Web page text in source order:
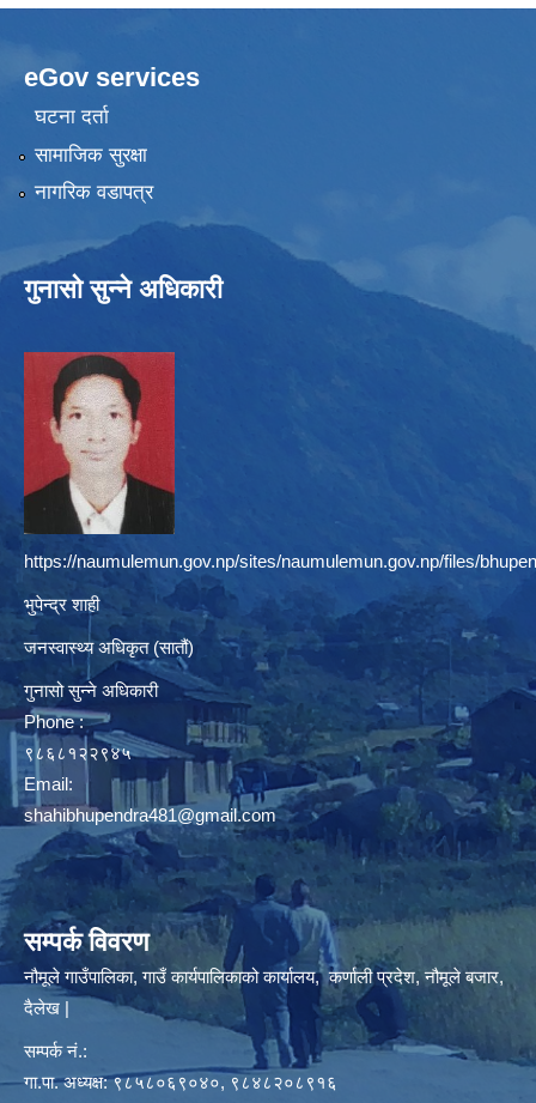
eGov services
घटना दर्ता
सामाजिक सुरक्षा
नागरिक वडापत्र
गुनासो सुन्ने अधिकारी
https://naumulemun.gov.np/sites/naumulemun.gov.np/files/
भुपेन्द्र शाही
जनस्वास्थ्य अधिकृत (सातौं)
गुनासो सुन्ने अधिकारी
Phone :
९८६८१२२९४५
Email:
shahibhupendra481@gmail.com
सम्पर्क विवरण
नौमूले गाउँपालिका, गाउँ कार्यपालिकाको कार्यालय, कर्णाली प्रदेश, नौमूले बजार,
दैलेख |
सम्पर्क नं.:
गा.पा. अध्यक्ष: ९८५८०६९०४०, ९८४८२०८९१६